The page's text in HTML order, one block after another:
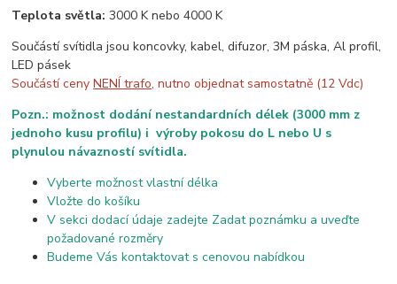
Teplota světla:3000 K nebo 4000 K
Součástí svítidla jsou koncovky, kabel, difuzor, 3M páska, Al profil,
LED pásek
Součástí cenyNENÍ trafo, nutno objednat samostatně (12 Vdc)
Pozn.: možnost dodání nestandardních délek (3000 mm z
jednoho kusu profilu) i výroby pokosu do L nebo U s
plynulou návazností svítidla.
Vyberte možnost vlastní délka
Vložte do košíku
V sekci dodací údaje zadejte Zadat poznámku a uveďte
požadované rozměry
Budeme Vás kontaktovat s cenovou nabídkou